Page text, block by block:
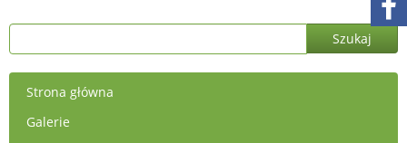
Strona główna
Galerie